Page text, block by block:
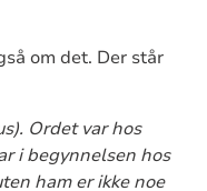
om det. Der står
Ordet var hos
i begynnelsen hos
ham er ikke noe